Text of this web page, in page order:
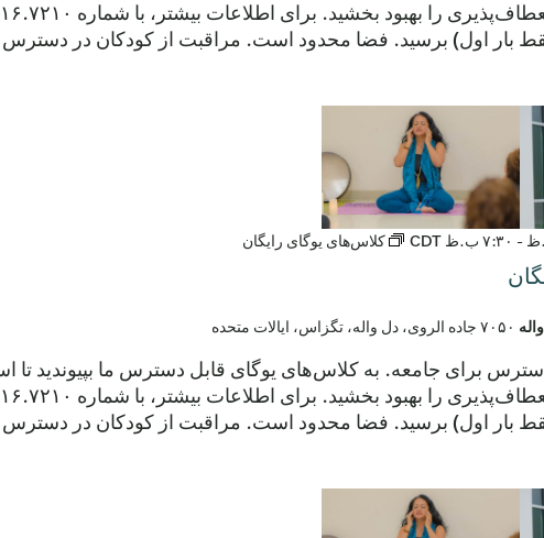
بار اول) برسید. فضا محدود است. مراقبت از کودکان در
- ۷:۳۰ ب.ظ CDT کلاس‌های یوگای رایگان
۷۰۵۰ جاده الروی، دل واله، تگزاس، ایالات متحده
دسترس برای جامعه. به کلاس‌های یوگای قابل دسترس ما
بار اول) برسید. فضا محدود است. مراقبت از کودکان در